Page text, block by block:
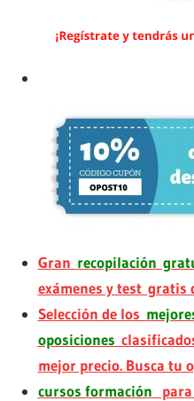
Gran recopilación
exámenes y test gratis
Selección de los
oposiciones
mejor precio. Busca tu
cursos formación